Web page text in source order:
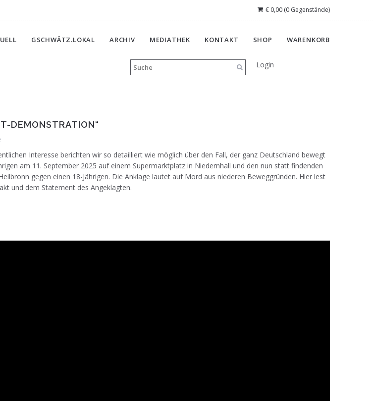
€ 0,00 (0 Gegenstände)
GSCHWÄTZ.LOKAL ARCHIV MEDIATHEK KONTAKT SHOP WARENKORB
Login
DEMONSTRATION“
Interesse berichten wir so detailliert wie möglich über den Fall, der ganz Deutschland bewegt
am 11. September 2025 auf einem Supermarktplatz in Niedernhall und den nun statt findenden
gegen einen 18-Jährigen. Die Anklage lautet auf Mord aus niederen Beweggründen. Hier lest
und dem Statement des Angeklagten.